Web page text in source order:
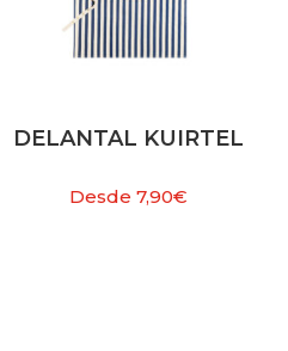
DELANTAL KUIRTEL
Desde7,90€